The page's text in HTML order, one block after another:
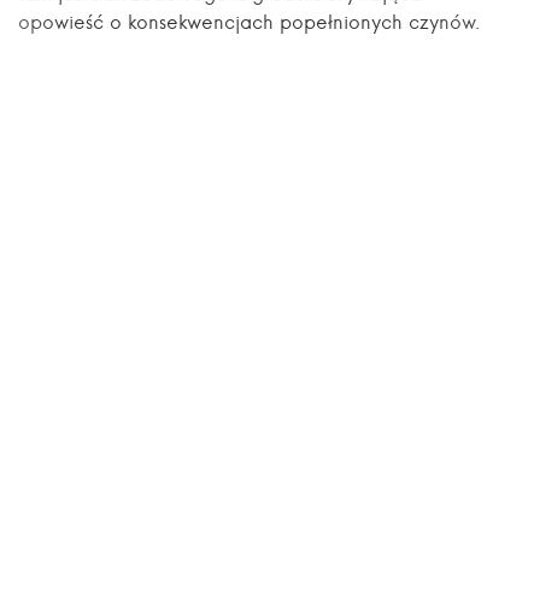
opowieść o konsekwencjach popełnionych czynów.